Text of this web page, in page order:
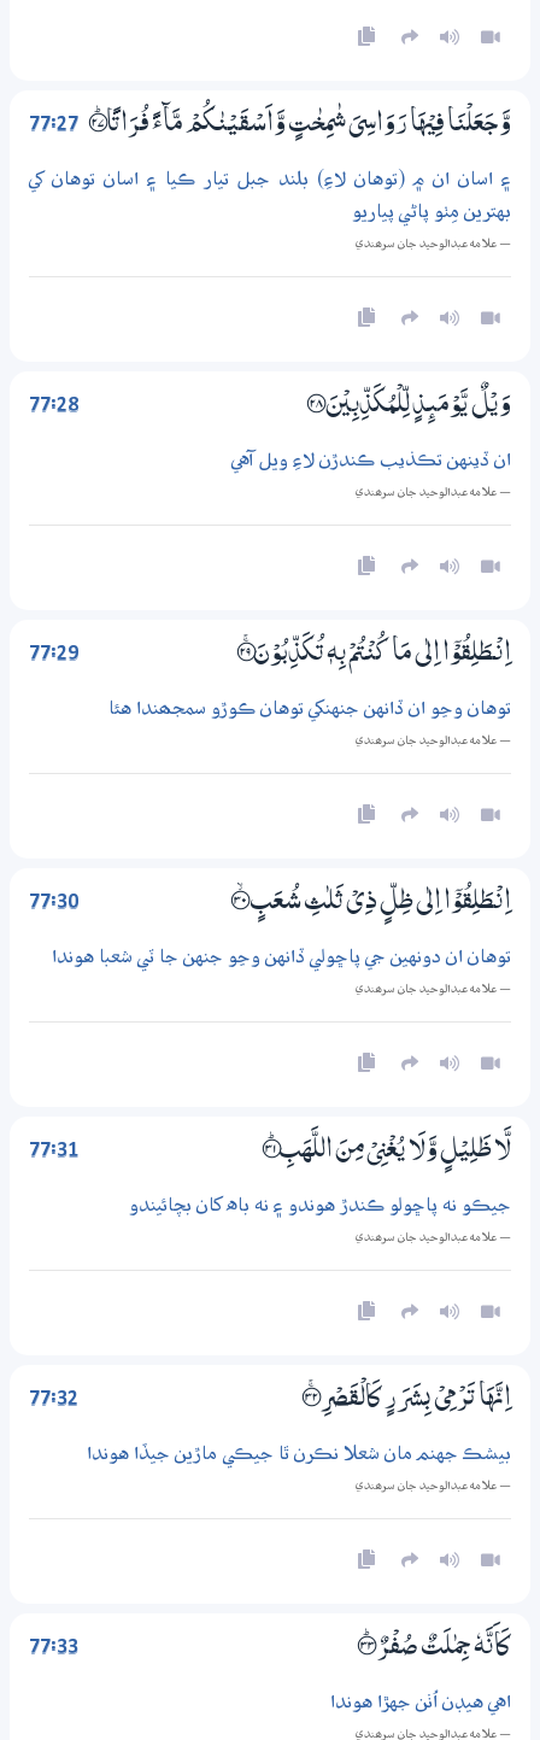
77:27 وَّجَعَلْنَا فِيْهَا رَوَاسِيَ شٰمِخٰتٍ وَّاَسْقَيْنٰكُمْ مَّاۗءً فُرَاتًا ؀ۭ27
۽ اسان ان ۾ (توهان لاءِ) بلند جبل تيار ڪيا ۽ اسان توهان کي
بهترين مِٺو پاڻي پياريو
— علامه عبدالوحيد جان سرھندي
77:28 وَيْلٌ يَّوْمَىِٕذٍ لِّلْمُكَذِّبِيْنَ ؀28
ان ڏينهن تڪذيب ڪندڙن لاءِ ويل آهي
— علامه عبدالوحيد جان سرھندي
77:29 اِنْــطَلِقُوْٓا اِلٰى مَا كُنْتُمْ بِهٖ تُكَذِّبُوْنَ ؀ۚ29
توهان وڃو ان ڏانهن جنهنکي توهان ڪوڙو سمجھندا هئا
— علامه عبدالوحيد جان سرھندي
77:30 اِنْـطَلِقُوْٓا اِلٰى ظِلٍّ ذِيْ ثَلٰثِ شُعَبٍ ؀ۙ30
توهان ان دونهين جي پاڇولي ڏانهن وڃو جنهن جا ٽي شعبا هوندا
— علامه عبدالوحيد جان سرھندي
77:31 لَّا ظَلِيْلٍ وَّلَا يُغْنِيْ مِنَ اللَّهَبِ ؀ۭ31
جيڪو نه پاڇولو ڪندڙ هوندو ۽ نه باه کان بچائيندو
— علامه عبدالوحيد جان سرھندي
77:32 اِنَّهَا تَرْمِيْ بِشَرَرٍ كَالْقَصْرِ ؀ۚ32
بيشڪ جهنم مان شعلا نڪرن ٿا جيڪي ماڙين جيڏا هوندا
— علامه عبدالوحيد جان سرھندي
77:33 كَاَنَّهٗ جِمٰلَتٌ صُفْرٌ ؀ۭ33
اهي هيڊن اُٺن جهڙا هوندا
— علامه عبدالوحيد جان سرھندي